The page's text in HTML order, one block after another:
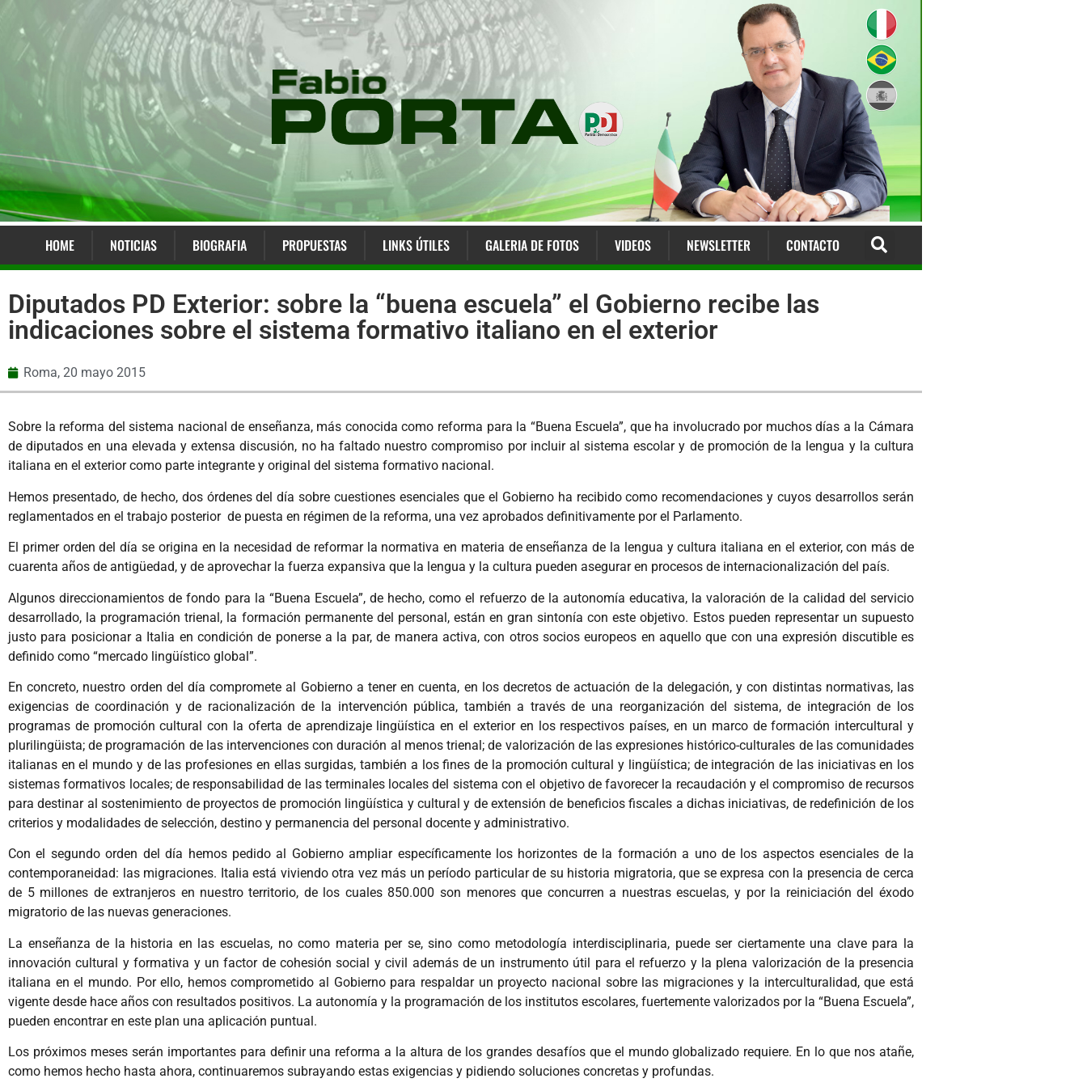
HOME NOTICIAS BIOGRAFIA PROPUESTAS LINKS ÚTILES GALERIA DE FOTOS VIDEOS NEWSLETTER CONTACTO
Diputados PD Exterior: sobre la “buena escuela” el Gobierno recibe las
indicaciones sobre el sistema formativo italiano en el exterior
Roma, 20 mayo 2015
Sobre la reforma del sistema nacional de enseñanza, más conocida como reforma para la “Buena Escuela”, que ha involucrado por muchos días a la Cámara
de diputados en una elevada y extensa discusión, no ha faltado nuestro compromiso por incluir al sistema escolar y de promoción de la lengua y la cultura
italiana en el exterior como parte integrante y original del sistema formativo nacional.
Hemos presentado, de hecho, dos órdenes del día sobre cuestiones esenciales que el Gobierno ha recibido como recomendaciones y cuyos desarrollos serán
reglamentados en el trabajo posterior de puesta en régimen de la reforma, una vez aprobados definitivamente por el Parlamento.
El primer orden del día se origina en la necesidad de reformar la normativa en materia de enseñanza de la lengua y cultura italiana en el exterior, con más de
cuarenta años de antigüedad, y de aprovechar la fuerza expansiva que la lengua y la cultura pueden asegurar en procesos de internacionalización del país.
Algunos direccionamientos de fondo para la “Buena Escuela”, de hecho, como el refuerzo de la autonomía educativa, la valoración de la calidad del servicio
desarrollado, la programación trienal, la formación permanente del personal, están en gran sintonía con este objetivo. Estos pueden representar un supuesto
justo para posicionar a Italia en condición de ponerse a la par, de manera activa, con otros socios europeos en aquello que con una expresión discutible es
definido como “mercado lingüístico global”.
En concreto, nuestro orden del día compromete al Gobierno a tener en cuenta, en los decretos de actuación de la delegación, y con distintas normativas, las
exigencias de coordinación y de racionalización de la intervención pública, también a través de una reorganización del sistema, de integración de los
programas de promoción cultural con la oferta de aprendizaje lingüística en el exterior en los respectivos países, en un marco de formación intercultural y
plurilingüista; de programación de las intervenciones con duración al menos trienal; de valorización de las expresiones histórico-culturales de las comunidades
italianas en el mundo y de las profesiones en ellas surgidas, también a los fines de la promoción cultural y lingüística; de integración de las iniciativas en los
sistemas formativos locales; de responsabilidad de las terminales locales del sistema con el objetivo de favorecer la recaudación y el compromiso de recursos
para destinar al sostenimiento de proyectos de promoción lingüística y cultural y de extensión de beneficios fiscales a dichas iniciativas, de redefinición de los
criterios y modalidades de selección, destino y permanencia del personal docente y administrativo.
Con el segundo orden del día hemos pedido al Gobierno ampliar específicamente los horizontes de la formación a uno de los aspectos esenciales de la
contemporaneidad: las migraciones. Italia está viviendo otra vez más un período particular de su historia migratoria, que se expresa con la presencia de cerca
de 5 millones de extranjeros en nuestro territorio, de los cuales 850.000 son menores que concurren a nuestras escuelas, y por la reiniciación del éxodo
migratorio de las nuevas generaciones.
La enseñanza de la historia en las escuelas, no como materia per se, sino como metodología interdisciplinaria, puede ser ciertamente una clave para la
innovación cultural y formativa y un factor de cohesión social y civil además de un instrumento útil para el refuerzo y la plena valorización de la presencia
italiana en el mundo. Por ello, hemos comprometido al Gobierno para respaldar un proyecto nacional sobre las migraciones y la interculturalidad, que está
vigente desde hace años con resultados positivos. La autonomía y la programación de los institutos escolares, fuertemente valorizados por la “Buena Escuela”,
pueden encontrar en este plan una aplicación puntual.
Los próximos meses serán importantes para definir una reforma a la altura de los grandes desafíos que el mundo globalizado requiere. En lo que nos atañe,
como hemos hecho hasta ahora, continuaremos subrayando estas exigencias y pidiendo soluciones concretas y profundas.